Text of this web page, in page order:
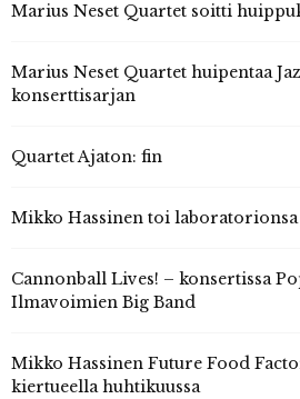
Marius Neset Quartet soitti
Marius Neset Quartet huipentaa
konserttisarjan
Quartet Ajaton: fin
Mikko Hassinen toi laboratorionsa
Cannonball Lives! – konsertissa
Ilmavoimien Big Band
Mikko Hassinen Future Food
kiertueella huhtikuussa